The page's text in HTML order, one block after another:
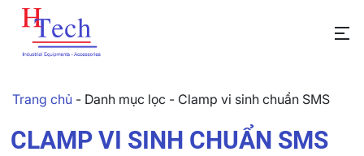
Trang chủ - Danh mục lọc - Clamp vi sinh chuẩn SMS
CLAMP VI SINH CHUẨN SMS